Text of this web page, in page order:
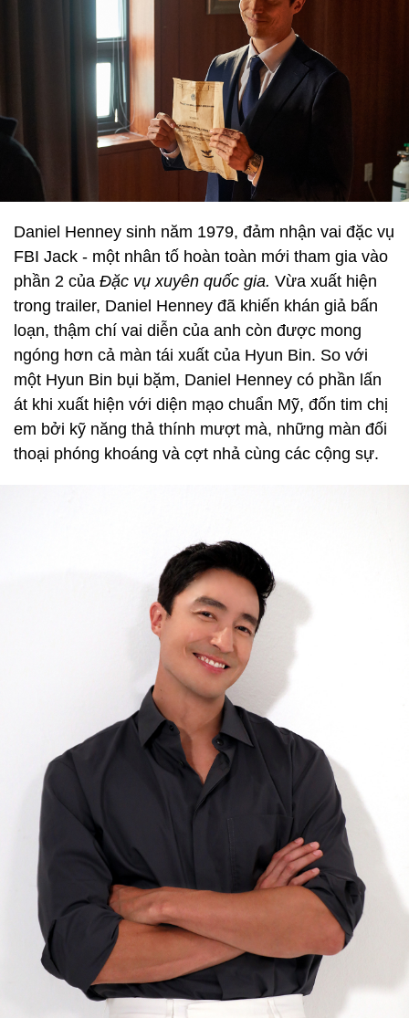
Daniel Henney sinh năm 1979, đảm nhận vai đặc vụ
FBI Jack - một nhân tố hoàn toàn mới tham gia vào
phần 2 của Đặc vụ xuyên quốc gia. Vừa xuất hiện
trong trailer, Daniel Henney đã khiến khán giả bấn
loạn, thậm chí vai diễn của anh còn được mong
ngóng hơn cả màn tái xuất của Hyun Bin. So với
một Hyun Bin bụi bặm, Daniel Henney có phần lấn
át khi xuất hiện với diện mạo chuẩn Mỹ, đốn tim chị
em bởi kỹ năng thả thính mượt mà, những màn đối
thoại phóng khoáng và cợt nhả cùng các cộng sự.